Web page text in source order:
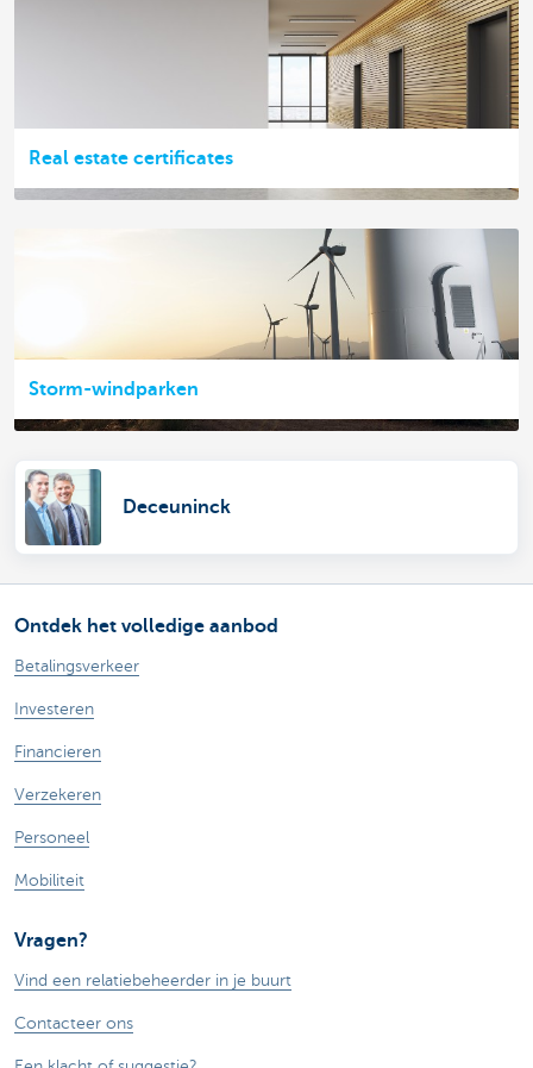
Real estate certificates
Storm-windparken
Deceuninck
Ontdek het volledige aanbod
Betalingsverkeer
Investeren
Financieren
Verzekeren
Personeel
Mobiliteit
Vragen?
Vind een relatiebeheerder in je buurt
Contacteer ons